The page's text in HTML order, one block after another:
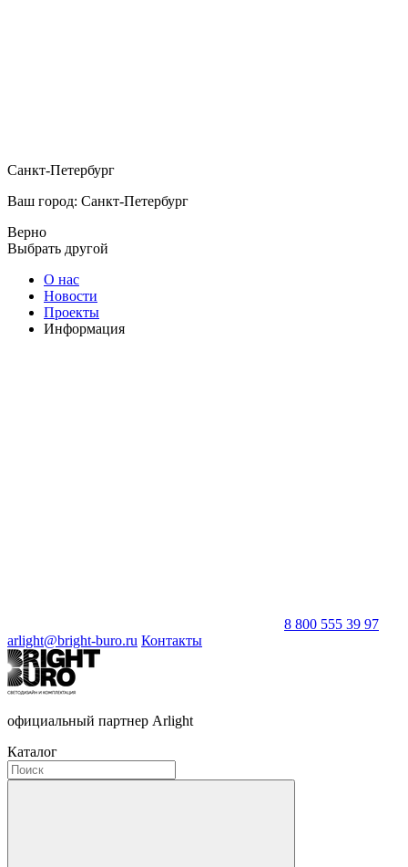
Санкт-Петербург
Ваш город: Санкт-Петербург
Верно
Выбрать другой
О нас
Новости
Проекты
Информация
8 800 555 39 97
arlight@bright-buro.ru Контакты
официальный партнер Arlight
Каталог